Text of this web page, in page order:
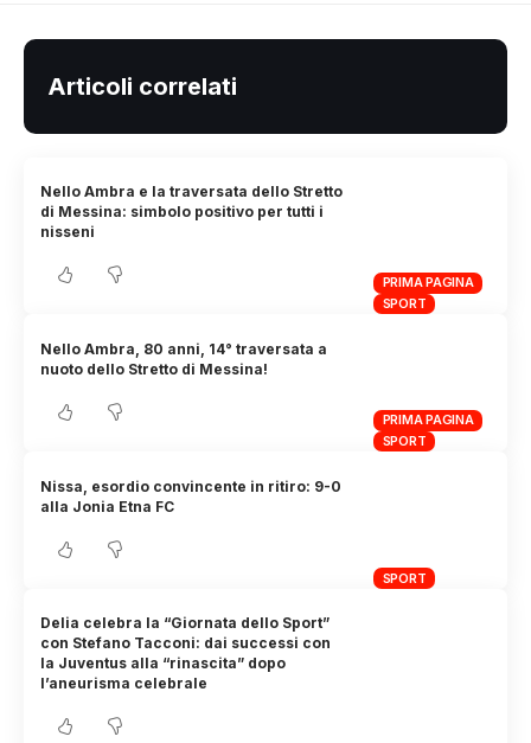
Articoli correlati
PRIMA PAGINA
SPORT
Nello Ambra e la traversata dello Stretto
di Messina: simbolo positivo per tutti i
nisseni
PRIMA PAGINA
SPORT
Nello Ambra, 80 anni, 14° traversata a
nuoto dello Stretto di Messina!
SPORT
Nissa, esordio convincente in ritiro: 9-0
alla Jonia Etna FC
Delia celebra la “Giornata dello Sport”
con Stefano Tacconi: dai successi con
la Juventus alla “rinascita” dopo
l’aneurisma celebrale